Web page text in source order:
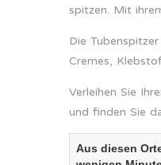
spitzen. Mit
Die
Cremes,
Verleihen Sie
und finden Sie
Aus diesen